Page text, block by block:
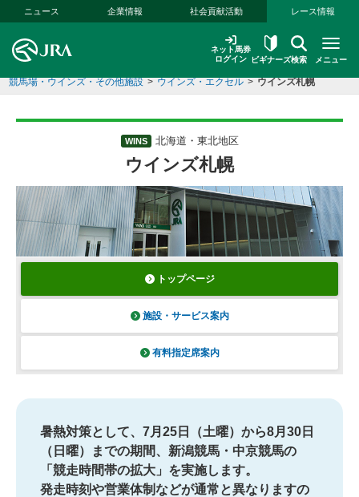
本文へ移動する
ニュース 企業情報 社会貢献活動 レース情報
ネット馬券
ログイン
ビギナーズ検索 メニュー
競馬場・ウインズ・その他施設 > ウインズ・エクセル > ウインズ札幌
WINS 北海道・東北地区
ウインズ札幌
トップページ
施設・サービス案内
有料指定席案内
暑熱対策として、7月25日（土曜）から8月30日
（日曜）までの期間、新潟競馬・中京競馬の
「競走時間帯の拡大」を実施します。
発走時刻や営業体制などが通常と異なりますの